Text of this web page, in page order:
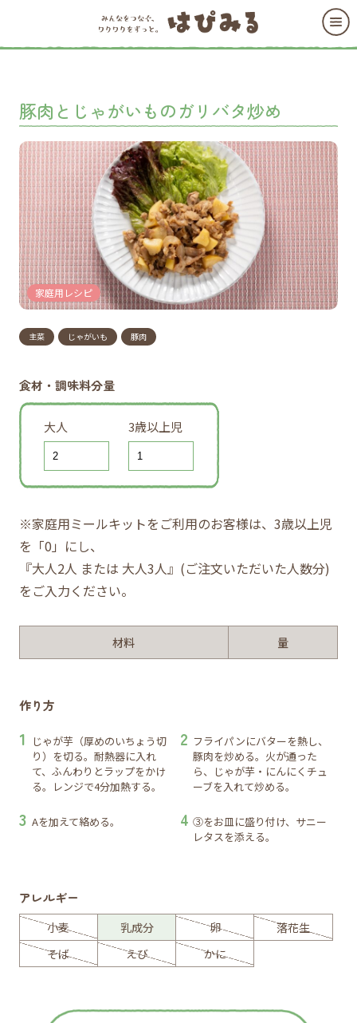
豚肉とじゃがいものガリバタ炒め
家庭用レシピ
主菜 じゃがいも 豚肉
食材・調味料分量
大人 3歳以上児
※家庭用ミールキットをご利用のお客様は、3歳以上児
を「0」にし、
『大人2人 または 大人3人』(ご注文いただいた人数分)
をご入力ください。
材料 量
作り方
じゃが芋（厚めのいちょう切
り）を切る。耐熱器に入れ
て、ふんわりとラップをかけ
る。レンジで4分加熱する。
フライパンにバターを熱し、
豚肉を炒める。火が通った
ら、じゃが芋・にんにくチュ
ーブを入れて炒める。
Aを加えて絡める。
③をお皿に盛り付け、サニー
レタスを添える。
アレルギー
小麦 乳成分 卵
落花生
そば
えび かに